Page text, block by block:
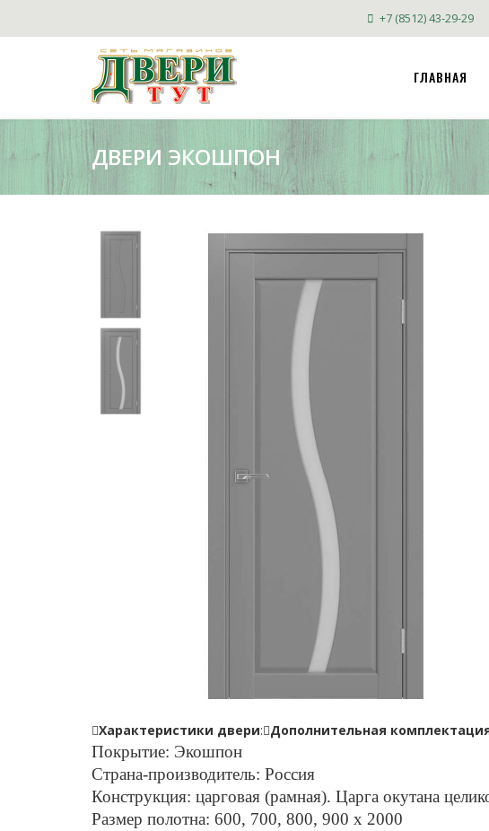
+7 (8512) 43-29-29
ГЛАВНАЯ
ДВЕРИ ЭКОШПОН
Характеристики двери: Дополнительная
Покрытие: Экошпон
Страна-производитель: Россия
Конструкция: царговая (рамная). Царга окутана
Размер полотна: 600, 700, 800, 900 х 2000